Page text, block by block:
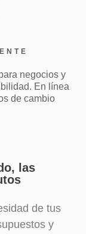
negocios y
En línea
de cambio
las
de tus
y